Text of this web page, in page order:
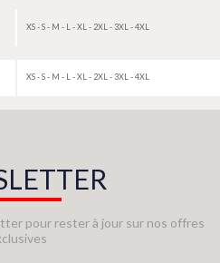
XS - S - M - L - XL - 2XL - 3XL - 4XL
XS - S - M - L - XL - 2XL - 3XL - 4XL
pour rester à jour sur nos offres